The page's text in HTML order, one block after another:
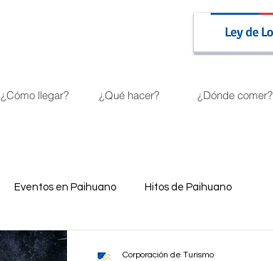
¿Cómo llegar? ¿Qué hacer? ¿Dónde comer?
Eventos en Paihuano Hitos de Paihuano
Corporación de Turismo